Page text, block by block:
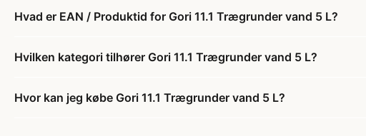
Hvad er EAN / Produktid for Gori 11.1 Trægrunder vand 5 L?
Hvilken kategori tilhører Gori 11.1 Trægrunder vand 5 L?
Hvor kan jeg købe Gori 11.1 Trægrunder vand 5 L?